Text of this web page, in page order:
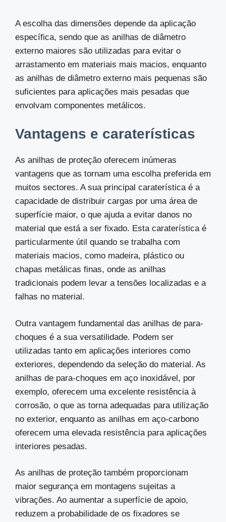
A escolha das dimensões depende da aplicação
específica, sendo que as anilhas de diâmetro
externo maiores são utilizadas para evitar o
arrastamento em materiais mais macios, enquanto
as anilhas de diâmetro externo mais pequenas são
suficientes para aplicações mais pesadas que
envolvam componentes metálicos.
Vantagens e caraterísticas
As anilhas de proteção oferecem inúmeras
vantagens que as tornam uma escolha preferida em
muitos sectores. A sua principal caraterística é a
capacidade de distribuir cargas por uma área de
superfície maior, o que ajuda a evitar danos no
material que está a ser fixado. Esta caraterística é
particularmente útil quando se trabalha com
materiais macios, como madeira, plástico ou
chapas metálicas finas, onde as anilhas
tradicionais podem levar a tensões localizadas e a
falhas no material.
Outra vantagem fundamental das anilhas de para-
choques é a sua versatilidade. Podem ser
utilizadas tanto em aplicações interiores como
exteriores, dependendo da seleção do material. As
anilhas de para-choques em aço inoxidável, por
exemplo, oferecem uma excelente resistência à
corrosão, o que as torna adequadas para utilização
no exterior, enquanto as anilhas em aço-carbono
oferecem uma elevada resistência para aplicações
interiores pesadas.
As anilhas de proteção também proporcionam
maior segurança em montagens sujeitas a
vibrações. Ao aumentar a superfície de apoio,
reduzem a probabilidade de os fixadores se